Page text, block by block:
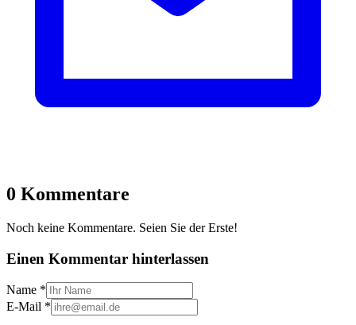
0 Kommentare
Noch keine Kommentare. Seien Sie der Erste!
Einen Kommentar hinterlassen
Name *
E-Mail *